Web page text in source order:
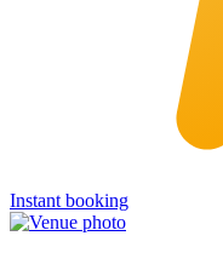
Instant booking